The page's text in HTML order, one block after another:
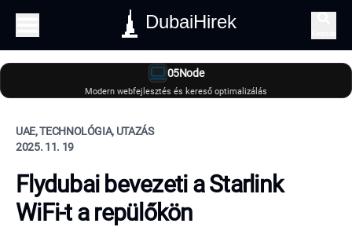
DubaiHirek
05Node
Modern webfejlesztés és kereső optimalizálás
UAE, TECHNOLÓGIA, UTAZÁS
2025. 11. 19
Flydubai bevezeti a Starlink
WiFi-t a repülőkön